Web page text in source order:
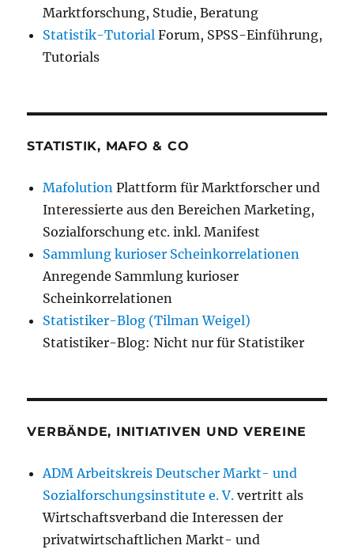
Marktforschung, Studie, Beratung
Statistik-Tutorial Forum, SPSS-Einführung,
Tutorials
STATISTIK, MAFO & CO
Mafolution Plattform für Marktforscher und
Interessierte aus den Bereichen Marketing,
Sozialforschung etc. inkl. Manifest
Sammlung kurioser Scheinkorrelationen
Anregende Sammlung kurioser
Scheinkorrelationen
Statistiker-Blog (Tilman Weigel)
Statistiker-Blog: Nicht nur für Statistiker
VERBÄNDE, INITIATIVEN UND VEREINE
ADM Arbeitskreis Deutscher Markt- und
Sozialforschungsinstitute e. V. vertritt als
Wirtschaftsverband die Interessen der
privatwirtschaftlichen Markt- und